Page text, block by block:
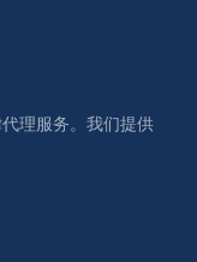
理服务。我们提供